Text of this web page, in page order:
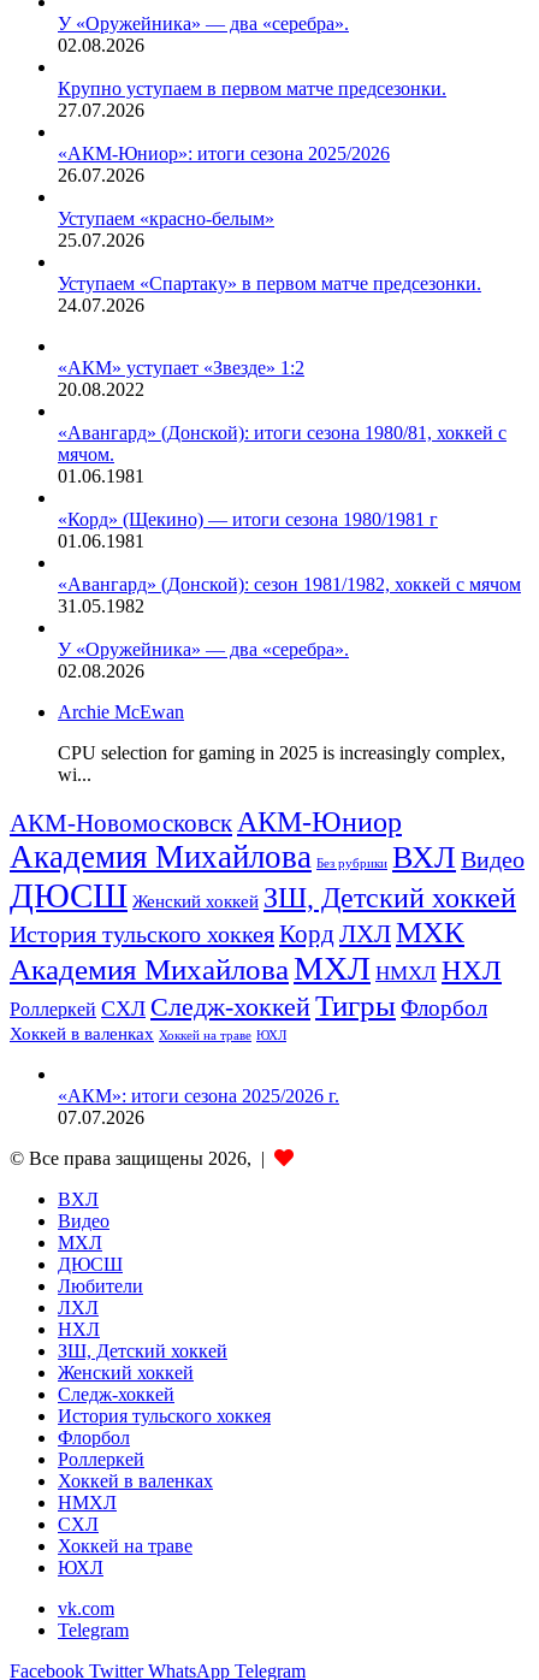
У «Оружейника» — два «серебра».
02.08.2026
Крупно уступаем в первом матче предсезонки.
27.07.2026
«АКМ-Юниор»: итоги сезона 2025/2026
26.07.2026
Уступаем «красно-белым»
25.07.2026
Уступаем «Спартаку» в первом матче предсезонки.
24.07.2026
«АКМ» уступает «Звезде» 1:2
20.08.2022
«Авангард» (Донской): итоги сезона 1980/81, хоккей с
мячом.
01.06.1981
«Корд» (Щекино) — итоги сезона 1980/1981 г
01.06.1981
«Авангард» (Донской): сезон 1981/1982, хоккей с мячом
31.05.1982
У «Оружейника» — два «серебра».
02.08.2026
Archie McEwan
CPU selection for gaming in 2025 is increasingly complex,
wi...
АКМ-Новомосковск АКМ-Юниор
Академия Михайлова Без рубрики ВХЛ Видео
ДЮСШ Женский хоккей ЗШ, Детский хоккей
История тульского хоккеяКорд ЛХЛМХК
Академия МихайловаМХЛ НМХЛ НХЛ
Роллеркей СХЛ Следж-хоккейТигрыФлорбол
Хоккей в валенках Хоккей на траве ЮХЛ
«АКМ»: итоги сезона 2025/2026 г.
07.07.2026
© Все права защищены 2026, |
ВХЛ
Видео
МХЛ
ДЮСШ
Любители
ЛХЛ
НХЛ
ЗШ, Детский хоккей
Женский хоккей
Следж-хоккей
История тульского хоккея
Флорбол
Роллеркей
Хоккей в валенках
НМХЛ
СХЛ
Хоккей на траве
ЮХЛ
vk.com
Telegram
Facebook Twitter WhatsApp Telegram